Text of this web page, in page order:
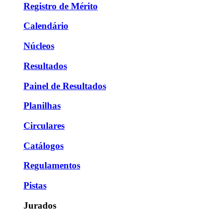
Registro de Mérito
Calendário
Núcleos
Resultados
Painel de Resultados
Planilhas
Circulares
Catálogos
Regulamentos
Pistas
Jurados